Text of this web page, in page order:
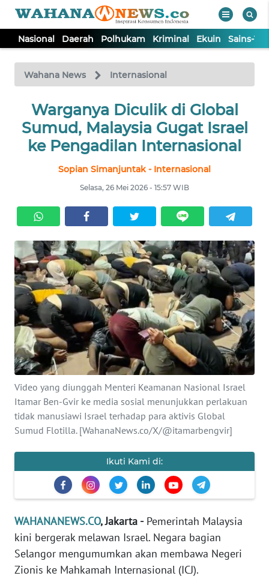
Nasional Daerah Polhukam Kriminal Ekuin Sains-
Wahana News Internasional
Warganya Diculik di Global
Sumud, Malaysia Gugat Israel
ke Pengadilan Internasional
Sopian Simanjuntak - Internasional
Selasa, 26 Mei 2026 - 15:57 WIB
Video yang diunggah Menteri Keamanan Nasional Israel
Itamar Ben-Gvir ke media sosial menunjukkan perlakuan
tidak manusiawi Israel terhadap para aktivis Global
Sumud Flotilla. [WahanaNews.co/X/@itamarbengvir]
Ikuti Kami di:
WAHANANEWS.CO, Jakarta -Pemerintah Malaysia
kini bergerak melawan Israel. Negara bagian
Selangor mengumumkan akan membawa Negeri
Zionis ke Mahkamah Internasional (ICJ).
TV
Tutup
NASIONAL
DAERAH
POLHUKAM
KRIMINAL
EKUIN
SAINS-TEKNO
KESEHATAN
INTERNASIONAL
SERBA-SERBI
Informasi
INDEKS